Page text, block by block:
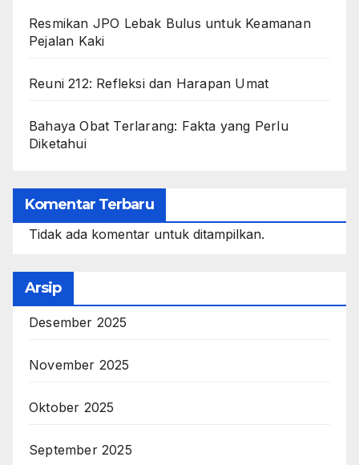
Resmikan JPO Lebak Bulus untuk Keamanan
Pejalan Kaki
Reuni 212: Refleksi dan Harapan Umat
Bahaya Obat Terlarang: Fakta yang Perlu
Diketahui
Komentar Terbaru
Tidak ada komentar untuk ditampilkan.
Arsip
Desember 2025
November 2025
Oktober 2025
September 2025